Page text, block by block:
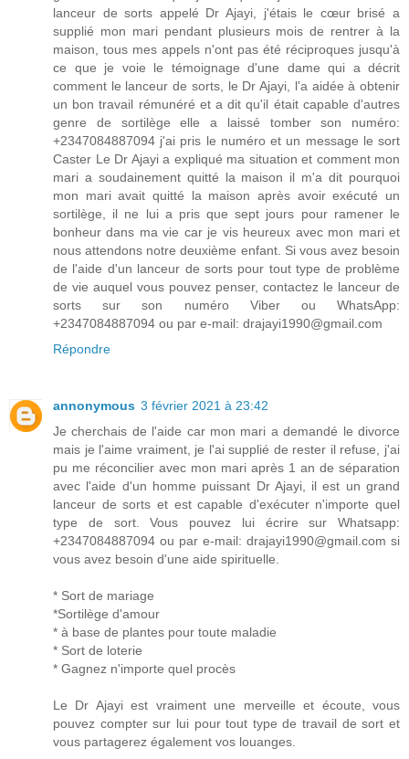
lanceur de sorts appelé Dr Ajayi, j'étais le cœur brisé a
supplié mon mari pendant plusieurs mois de rentrer à la
maison, tous mes appels n'ont pas été réciproques jusqu'à
ce que je voie le témoignage d'une dame qui a décrit
comment le lanceur de sorts, le Dr Ajayi, l'a aidée à obtenir
un bon travail rémunéré et a dit qu'il était capable d'autres
genre de sortilège elle a laissé tomber son numéro:
+2347084887094 j'ai pris le numéro et un message le sort
Caster Le Dr Ajayi a expliqué ma situation et comment mon
mari a soudainement quitté la maison il m'a dit pourquoi
mon mari avait quitté la maison après avoir exécuté un
sortilège, il ne lui a pris que sept jours pour ramener le
bonheur dans ma vie car je vis heureux avec mon mari et
nous attendons notre deuxième enfant. Si vous avez besoin
de l'aide d'un lanceur de sorts pour tout type de problème
de vie auquel vous pouvez penser, contactez le lanceur de
sorts sur son numéro Viber ou WhatsApp:
+2347084887094 ou par e-mail: drajayi1990@gmail.com
Répondre
annonymous 3 février 2021 à 23:42
Je cherchais de l'aide car mon mari a demandé le divorce
mais je l'aime vraiment, je l'ai supplié de rester il refuse, j'ai
pu me réconcilier avec mon mari après 1 an de séparation
avec l'aide d'un homme puissant Dr Ajayi, il est un grand
lanceur de sorts et est capable d'exécuter n'importe quel
type de sort. Vous pouvez lui écrire sur Whatsapp:
+2347084887094 ou par e-mail: drajayi1990@gmail.com si
vous avez besoin d'une aide spirituelle.
* Sort de mariage
*Sortilège d'amour
* à base de plantes pour toute maladie
* Sort de loterie
* Gagnez n'importe quel procès
Le Dr Ajayi est vraiment une merveille et écoute, vous
pouvez compter sur lui pour tout type de travail de sort et
vous partagerez également vos louanges.